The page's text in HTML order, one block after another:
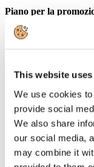
This website
We use cookies
provide social
We also share
our social media,
may combine it
Piano per la
Valorizzare
Confermata la
Consiglio Direttivo
Rassegna Stampa
Tassa di soggiorno,
GUIDA VIAGGI